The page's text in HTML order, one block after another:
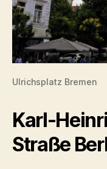
Ulrichsplatz Bremen
Karl-
Straße